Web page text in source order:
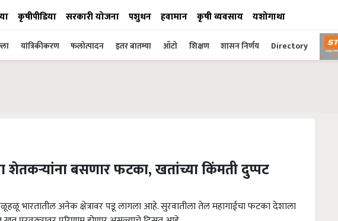
कृषीपीडिया सरकारी योजना पशुधन हवामान कृषी व्यवसाय यशोगाथा
यांत्रिकीकरण फलोत्पादन इतर बातम्या ऑटो शिक्षण शासन निर्णय Directory
शेतकऱ्यांना बसणार फटका, खतांच्या किंमती दुप्पट
भारतातील अनेक क्षेत्रावर पडू लागला आहे. सुरवातीला तेल महागाईचा फटका देशाला